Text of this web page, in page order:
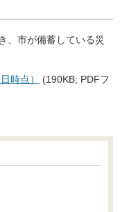
、市が備蓄している災
時点）
(190KB; PDFフ